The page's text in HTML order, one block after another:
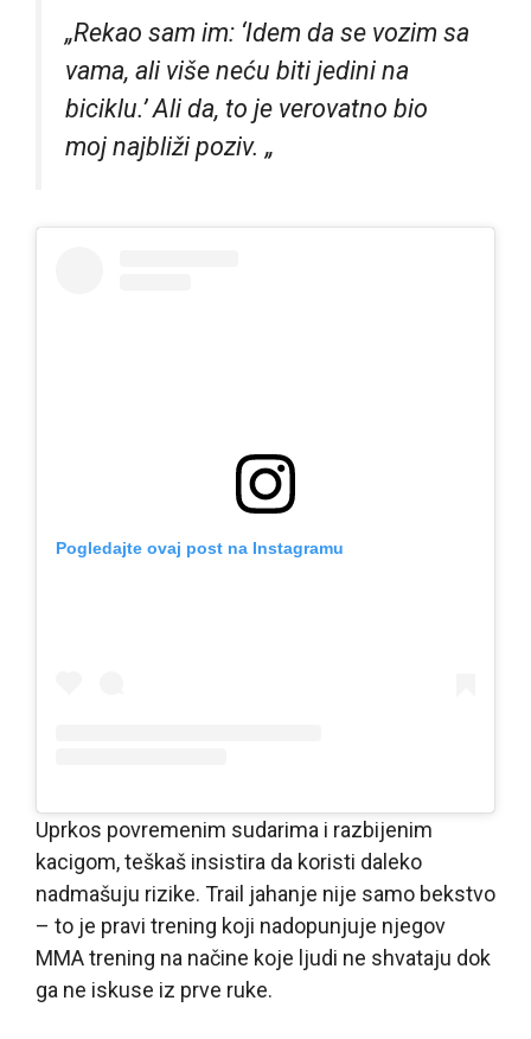
„Rekao sam im: ‘Idem da se vozim sa
vama, ali više neću biti jedini na
biciklu.’ Ali da, to je verovatno bio
moj najbliži poziv. „
Pogledajte ovaj post na Instagramu
Uprkos povremenim sudarima i razbijenim
kacigom, teškaš insistira da koristi daleko
nadmašuju rizike. Trail jahanje nije samo bekstvo
– to je pravi trening koji nadopunjuje njegov
MMA trening na načine koje ljudi ne shvataju dok
ga ne iskuse iz prve ruke.